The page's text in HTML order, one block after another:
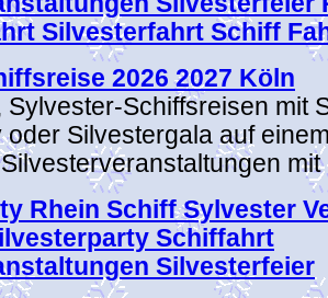
Silvesterfahrt Schiff
2026 2027 Köln
Sylvester-Schiffsreisen mit
oder Silvestergala auf
Rhein Schiff Sylvester
Schiffahrt
Silvesterfeier